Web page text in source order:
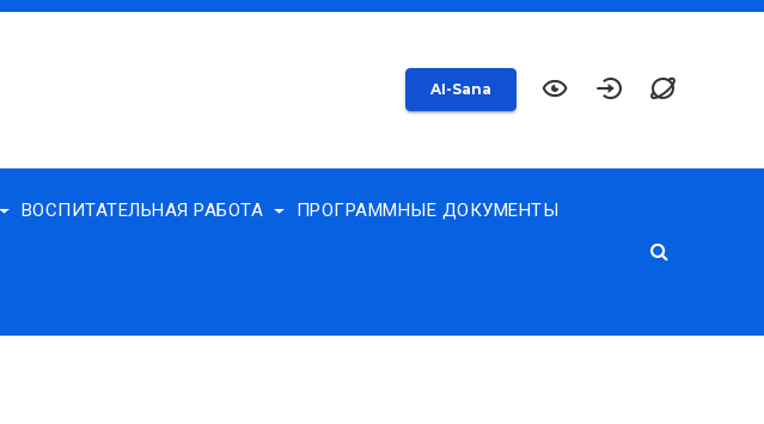
AI-Sana
ВОСПИТАТЕЛЬНАЯ РАБОТА ПРОГРАММНЫЕ ДОКУМЕНТЫ